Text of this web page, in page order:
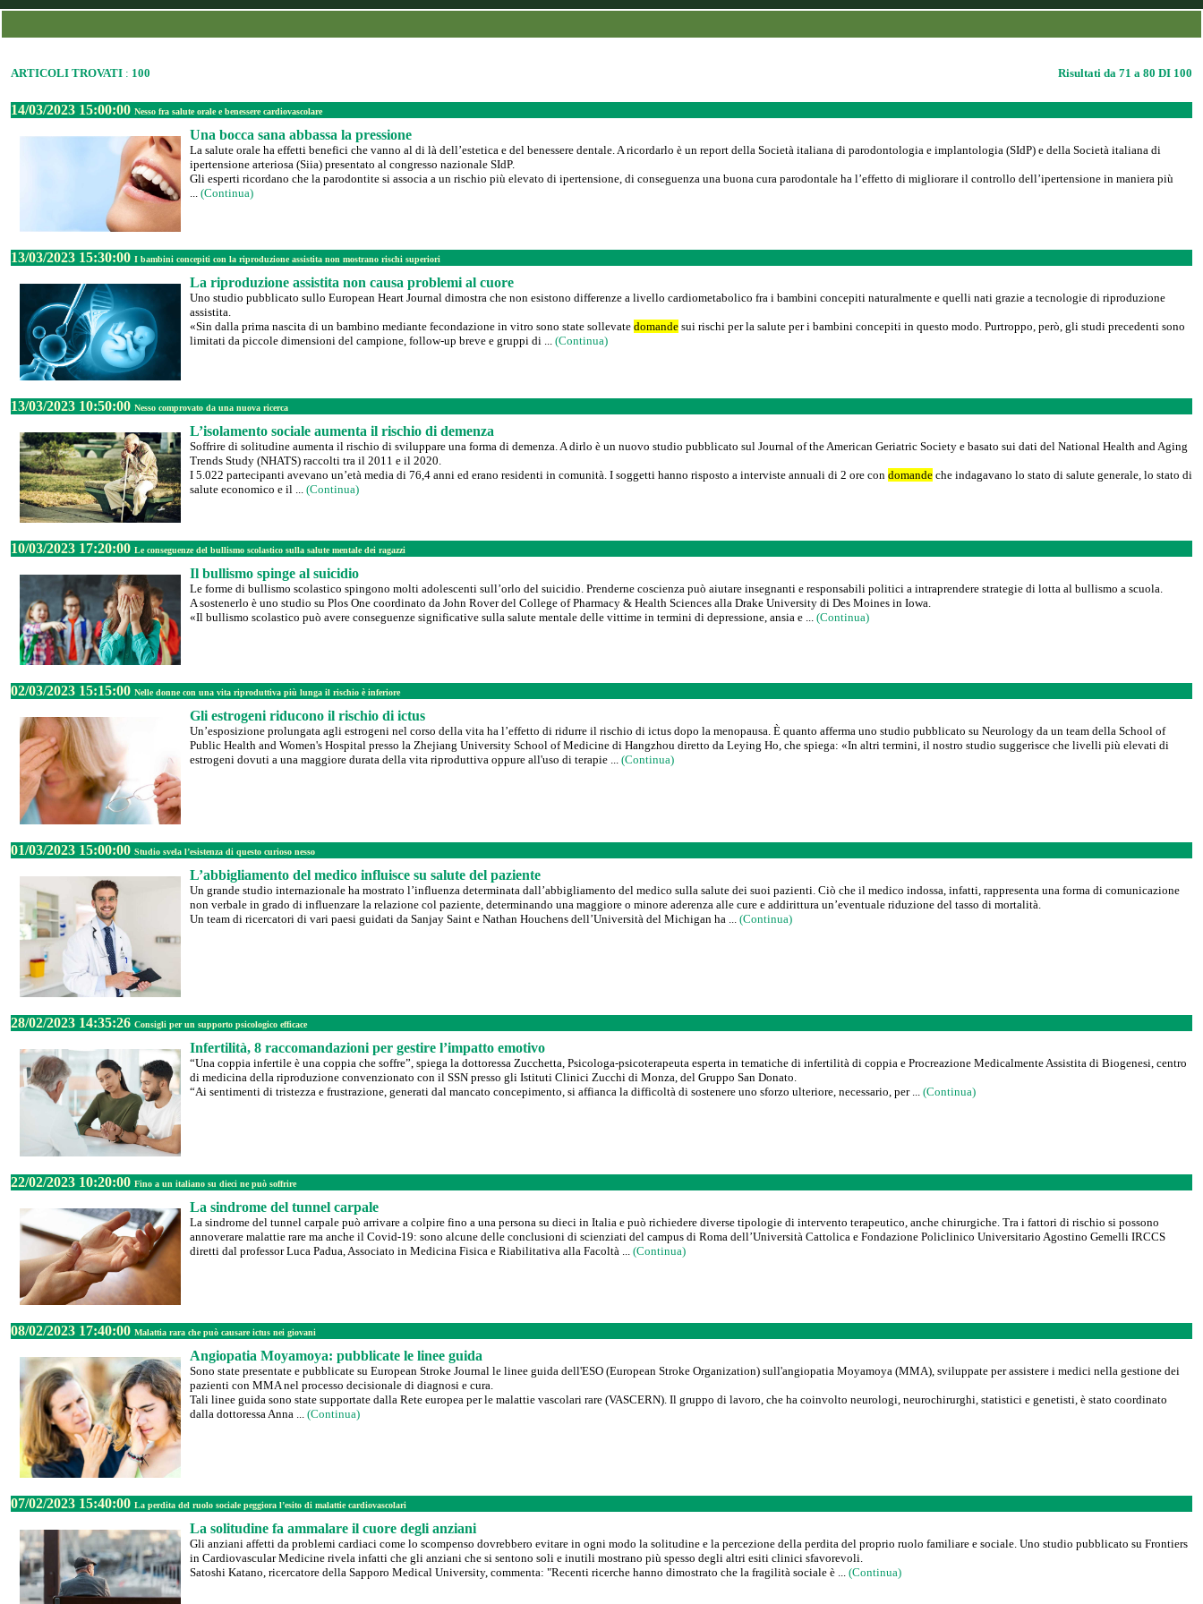
ARTICOLI TROVATI : 100 Risultati da 71 a 80 DI 100
14/03/2023 15:00:00 Nesso fra salute orale e benessere cardiovascolare
Una bocca sana abbassa la pressione
La salute orale ha effetti benefici che vanno al di là dell’estetica e del benessere dentale. A ricordarlo è un report della Società italiana di parodontologia e implantologia (SIdP) e della Società italiana di
ipertensione arteriosa (Siia) presentato al congresso nazionale SIdP.
Gli esperti ricordano che la parodontite si associa a un rischio più elevato di ipertensione, di conseguenza una buona cura parodontale ha l’effetto di migliorare il controllo dell’ipertensione in maniera più
... (Continua)
13/03/2023 15:30:00 I bambini concepiti con la riproduzione assistita non mostrano rischi superiori
La riproduzione assistita non causa problemi al cuore
Uno studio pubblicato sullo European Heart Journal dimostra che non esistono differenze a livello cardiometabolico fra i bambini concepiti naturalmente e quelli nati grazie a tecnologie di riproduzione
assistita.
«Sin dalla prima nascita di un bambino mediante fecondazione in vitro sono state sollevate domande sui rischi per la salute per i bambini concepiti in questo modo. Purtroppo, però, gli studi precedenti sono
limitati da piccole dimensioni del campione, follow-up breve e gruppi di ... (Continua)
13/03/2023 10:50:00 Nesso comprovato da una nuova ricerca
L’isolamento sociale aumenta il rischio di demenza
Soffrire di solitudine aumenta il rischio di sviluppare una forma di demenza. A dirlo è un nuovo studio pubblicato sul Journal of the American Geriatric Society e basato sui dati del National Health and Aging
Trends Study (NHATS) raccolti tra il 2011 e il 2020.
I 5.022 partecipanti avevano un’età media di 76,4 anni ed erano residenti in comunità. I soggetti hanno risposto a interviste annuali di 2 ore con domande che indagavano lo stato di salute generale, lo stato di
salute economico e il ... (Continua)
10/03/2023 17:20:00 Le conseguenze del bullismo scolastico sulla salute mentale dei ragazzi
Il bullismo spinge al suicidio
Le forme di bullismo scolastico spingono molti adolescenti sull’orlo del suicidio. Prenderne coscienza può aiutare insegnanti e responsabili politici a intraprendere strategie di lotta al bullismo a scuola.
A sostenerlo è uno studio su Plos One coordinato da John Rover del College of Pharmacy & Health Sciences alla Drake University di Des Moines in Iowa.
«Il bullismo scolastico può avere conseguenze significative sulla salute mentale delle vittime in termini di depressione, ansia e ... (Continua)
02/03/2023 15:15:00 Nelle donne con una vita riproduttiva più lunga il rischio è inferiore
Gli estrogeni riducono il rischio di ictus
Un’esposizione prolungata agli estrogeni nel corso della vita ha l’effetto di ridurre il rischio di ictus dopo la menopausa. È quanto afferma uno studio pubblicato su Neurology da un team della School of
Public Health and Women's Hospital presso la Zhejiang University School of Medicine di Hangzhou diretto da Leying Ho, che spiega: «In altri termini, il nostro studio suggerisce che livelli più elevati di
estrogeni dovuti a una maggiore durata della vita riproduttiva oppure all'uso di terapie ... (Continua)
01/03/2023 15:00:00 Studio svela l’esistenza di questo curioso nesso
L’abbigliamento del medico influisce su salute del paziente
Un grande studio internazionale ha mostrato l’influenza determinata dall’abbigliamento del medico sulla salute dei suoi pazienti. Ciò che il medico indossa, infatti, rappresenta una forma di comunicazione
non verbale in grado di influenzare la relazione col paziente, determinando una maggiore o minore aderenza alle cure e addirittura un’eventuale riduzione del tasso di mortalità.
Un team di ricercatori di vari paesi guidati da Sanjay Saint e Nathan Houchens dell’Università del Michigan ha ... (Continua)
28/02/2023 14:35:26 Consigli per un supporto psicologico efficace
Infertilità, 8 raccomandazioni per gestire l’impatto emotivo
“Una coppia infertile è una coppia che soffre”, spiega la dottoressa Zucchetta, Psicologa-psicoterapeuta esperta in tematiche di infertilità di coppia e Procreazione Medicalmente Assistita di Biogenesi, centro
di medicina della riproduzione convenzionato con il SSN presso gli Istituti Clinici Zucchi di Monza, del Gruppo San Donato.
“Ai sentimenti di tristezza e frustrazione, generati dal mancato concepimento, si affianca la difficoltà di sostenere uno sforzo ulteriore, necessario, per ... (Continua)
22/02/2023 10:20:00 Fino a un italiano su dieci ne può soffrire
La sindrome del tunnel carpale
La sindrome del tunnel carpale può arrivare a colpire fino a una persona su dieci in Italia e può richiedere diverse tipologie di intervento terapeutico, anche chirurgiche. Tra i fattori di rischio si possono
annoverare malattie rare ma anche il Covid-19: sono alcune delle conclusioni di scienziati del campus di Roma dell’Università Cattolica e Fondazione Policlinico Universitario Agostino Gemelli IRCCS
diretti dal professor Luca Padua, Associato in Medicina Fisica e Riabilitativa alla Facoltà ... (Continua)
08/02/2023 17:40:00 Malattia rara che può causare ictus nei giovani
Angiopatia Moyamoya: pubblicate le linee guida
Sono state presentate e pubblicate su European Stroke Journal le linee guida dell'ESO (European Stroke Organization) sull'angiopatia Moyamoya (MMA), sviluppate per assistere i medici nella gestione dei
pazienti con MMA nel processo decisionale di diagnosi e cura.
Tali linee guida sono state supportate dalla Rete europea per le malattie vascolari rare (VASCERN). Il gruppo di lavoro, che ha coinvolto neurologi, neurochirurghi, statistici e genetisti, è stato coordinato
dalla dottoressa Anna ... (Continua)
07/02/2023 15:40:00 La perdita del ruolo sociale peggiora l’esito di malattie cardiovascolari
La solitudine fa ammalare il cuore degli anziani
Gli anziani affetti da problemi cardiaci come lo scompenso dovrebbero evitare in ogni modo la solitudine e la percezione della perdita del proprio ruolo familiare e sociale. Uno studio pubblicato su Frontiers
in Cardiovascular Medicine rivela infatti che gli anziani che si sentono soli e inutili mostrano più spesso degli altri esiti clinici sfavorevoli.
Satoshi Katano, ricercatore della Sapporo Medical University, commenta: "Recenti ricerche hanno dimostrato che la fragilità sociale è ... (Continua)